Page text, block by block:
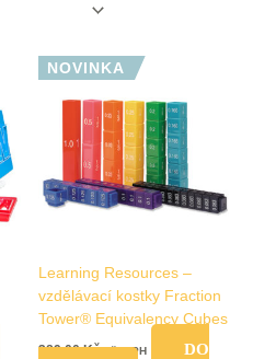
NOVINKA
Learning Resources –
vzdělávací kostky Fraction
Tower® Equivalency Cubes
389,00Kč vč. DPH
DO